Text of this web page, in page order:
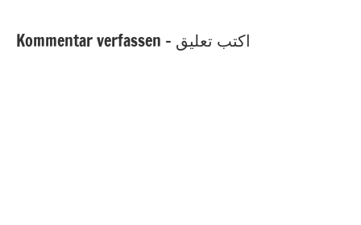
Kommentar verfassen - اكتب تعليق